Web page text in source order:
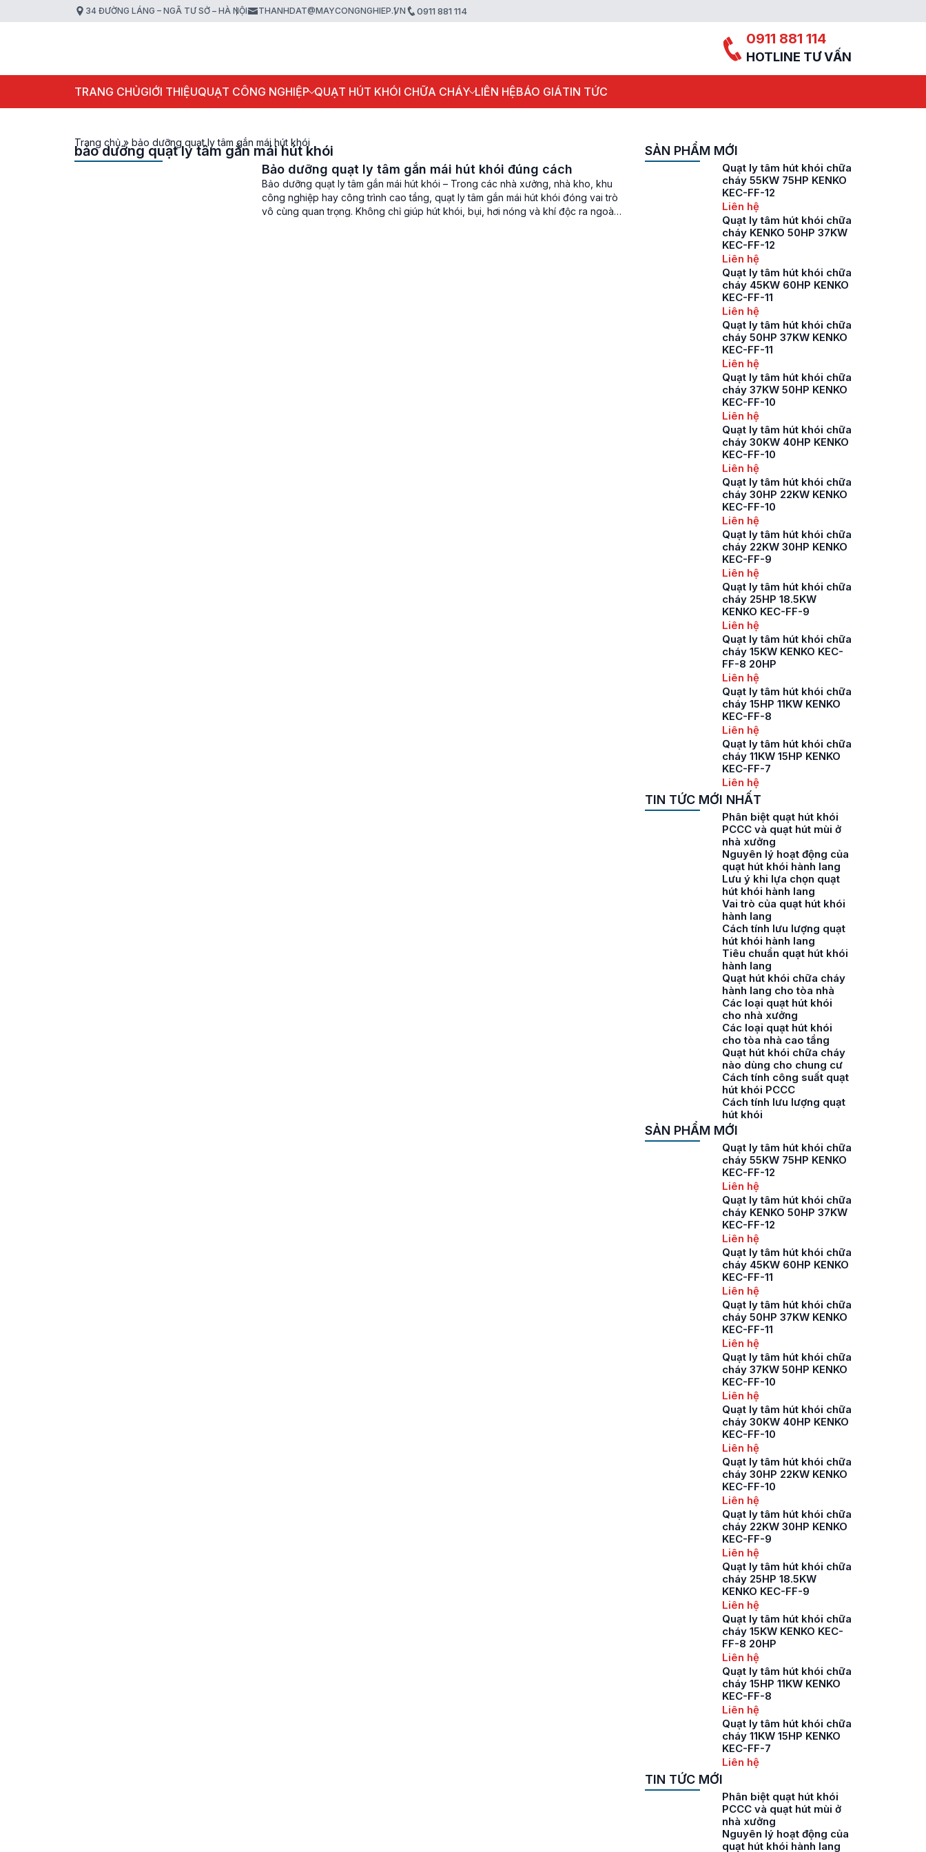
34 ĐƯỜNG LÁNG – NGÃ TƯ SỞ – HÀ NỘI THANHDAT@MAYCONGNGHIEP.VN 0911 881 114
0911 881 114
HOTLINE TƯ VẤN
TRANG CHỦGIỚI THIỆUQUẠT CÔNG NGHIỆP QUẠT HÚT KHÓI CHỮA CHÁY LIÊN HỆBÁO GIÁTIN TỨC
Trang chủ » bảo dưỡng quạt ly tâm gắn mái hút khói
bảo dưỡng quạt ly tâm gắn mái hút khói
Bảo dưỡng quạt ly tâm gắn mái hút khói đúng cách
Bảo dưỡng quạt ly tâm gắn mái hút khói – Trong các nhà xưởng, nhà kho, khu
công nghiệp hay công trình cao tầng, quạt ly tâm gắn mái hút khói đóng vai trò
vô cùng quan trọng. Không chỉ giúp hút khói, bụi, hơi nóng và khí độc ra ngoài,
SẢN PHẨM MỚI
Quạt ly tâm hút khói chữa
cháy 55KW 75HP KENKO
KEC-FF-12
Liên hệ
Quạt ly tâm hút khói chữa
cháy KENKO 50HP 37KW
KEC-FF-12
Liên hệ
Quạt ly tâm hút khói chữa
cháy 45KW 60HP KENKO
KEC-FF-11
Liên hệ
Quạt ly tâm hút khói chữa
cháy 50HP 37KW KENKO
KEC-FF-11
Liên hệ
Quạt ly tâm hút khói chữa
cháy 37KW 50HP KENKO
KEC-FF-10
Liên hệ
Quạt ly tâm hút khói chữa
cháy 30KW 40HP KENKO
KEC-FF-10
Liên hệ
Quạt ly tâm hút khói chữa
cháy 30HP 22KW KENKO
KEC-FF-10
Liên hệ
Quạt ly tâm hút khói chữa
cháy 22KW 30HP KENKO
KEC-FF-9
Liên hệ
Quạt ly tâm hút khói chữa
cháy 25HP 18.5KW
KENKO KEC-FF-9
Liên hệ
Quạt ly tâm hút khói chữa
cháy 15KW KENKO KEC-
FF-8 20HP
Liên hệ
Quạt ly tâm hút khói chữa
cháy 15HP 11KW KENKO
KEC-FF-8
Liên hệ
Quạt ly tâm hút khói chữa
cháy 11KW 15HP KENKO
KEC-FF-7
Liên hệ
TIN TỨC MỚI NHẤT
Phân biệt quạt hút khói
PCCC và quạt hút mùi ở
nhà xưởng
Nguyên lý hoạt động của
quạt hút khói hành lang
Lưu ý khi lựa chọn quạt
hút khói hành lang
Vai trò của quạt hút khói
hành lang
Cách tính lưu lượng quạt
hút khói hành lang
Tiêu chuẩn quạt hút khói
hành lang
Quạt hút khói chữa cháy
hành lang cho tòa nhà
Các loại quạt hút khói
cho nhà xưởng
Các loại quạt hút khói
cho tòa nhà cao tầng
Quạt hút khói chữa cháy
nào dùng cho chung cư
Cách tính công suất quạt
hút khói PCCC
Cách tính lưu lượng quạt
hút khói
SẢN PHẨM MỚI
Quạt ly tâm hút khói chữa
cháy 55KW 75HP KENKO
KEC-FF-12
Liên hệ
Quạt ly tâm hút khói chữa
cháy KENKO 50HP 37KW
KEC-FF-12
Liên hệ
Quạt ly tâm hút khói chữa
cháy 45KW 60HP KENKO
KEC-FF-11
Liên hệ
Quạt ly tâm hút khói chữa
cháy 50HP 37KW KENKO
KEC-FF-11
Liên hệ
Quạt ly tâm hút khói chữa
cháy 37KW 50HP KENKO
KEC-FF-10
Liên hệ
Quạt ly tâm hút khói chữa
cháy 30KW 40HP KENKO
KEC-FF-10
Liên hệ
Quạt ly tâm hút khói chữa
cháy 30HP 22KW KENKO
KEC-FF-10
Liên hệ
Quạt ly tâm hút khói chữa
cháy 22KW 30HP KENKO
KEC-FF-9
Liên hệ
Quạt ly tâm hút khói chữa
cháy 25HP 18.5KW
KENKO KEC-FF-9
Liên hệ
Quạt ly tâm hút khói chữa
cháy 15KW KENKO KEC-
FF-8 20HP
Liên hệ
Quạt ly tâm hút khói chữa
cháy 15HP 11KW KENKO
KEC-FF-8
Liên hệ
Quạt ly tâm hút khói chữa
cháy 11KW 15HP KENKO
KEC-FF-7
Liên hệ
TIN TỨC MỚI
Phân biệt quạt hút khói
PCCC và quạt hút mùi ở
nhà xưởng
Nguyên lý hoạt động của
quạt hút khói hành lang